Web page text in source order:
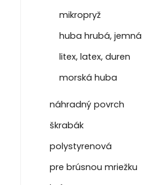
mikropryž
huba hrubá, jemná
litex, latex, duren
morská huba
náhradný povrch
škrabák
polystyrenová
pre brúsnou mriežku